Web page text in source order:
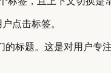
点击标签。
标题。这是对用户专